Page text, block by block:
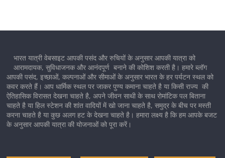
भारत यात्री वेबसाइट आपकी पसंद और रुचियों के अनुसार आपकी यात्रा को
आरामदायक, सुविधाजनक और आनंदपूर्ण बनाने की कोशिश करती है। हमारे ब्लॉग
आपकी पसंद, इच्छाओं, कल्पनाओं और सीमाओं के अनुसार भारत के हर पर्यटन स्थल को
कवर करते हैं। आप धार्मिक स्थल पर जाकर पुण्य कमाना चाहते है या किसी राज्य की
ऐतिहासिक विरासत देखना चाहते है, अपने जीवन साथी के साथ रोमांटिक पल बिताना
चाहते है या हिल स्टेशन की शांत वादियों में खो जाना चाहते है, समुद्र के बीच पर मस्ती
करना चाहते है या कुछ अलग हट के देखना चाहते है। हमारा लक्ष्य है कि हम आपके बजट
के अनुसार आपकी यात्रा की योजनाओं को पूरा करें।